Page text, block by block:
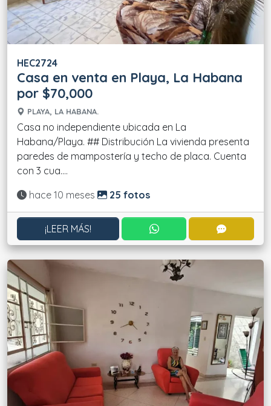
HEC2724
Casa en venta en Playa, La Habana
por $70,000
PLAYA, LA HABANA.
Casa no independiente ubicada en La
Habana/Playa. ## Distribución La vivienda presenta
paredes de mampostería y techo de placa. Cuenta
con 3 cua....
Actualizado:
hace 10 meses 25 fotos
¡LEER MÁS! CONTACTAR POR